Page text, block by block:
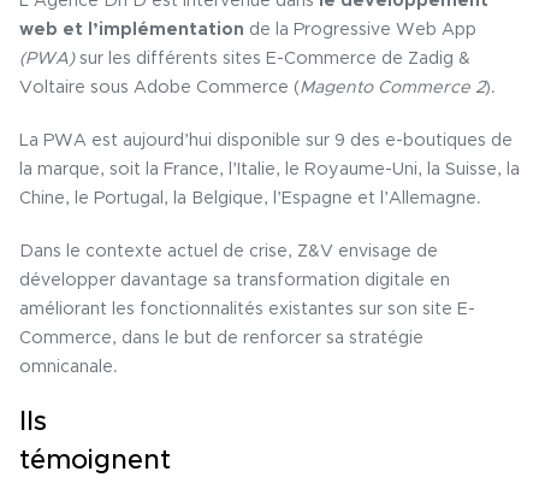
web et l’implémentation de la Progressive Web App
(PWA)sur les différents sites E-Commerce de Zadig &
Voltaire sous Adobe Commerce (Magento Commerce 2).
La PWA est aujourd’hui disponible sur 9 des e-boutiques de
la marque, soit la France, l’Italie, le Royaume-Uni, la Suisse, la
Chine, le Portugal, la Belgique, l’Espagne et l’Allemagne.
Dans le contexte actuel de crise, Z&V envisage de
développer davantage sa transformation digitale en
améliorant les fonctionnalités existantes sur son site E-
Commerce, dans le but de renforcer sa stratégie
omnicanale.
Ils
témoignent